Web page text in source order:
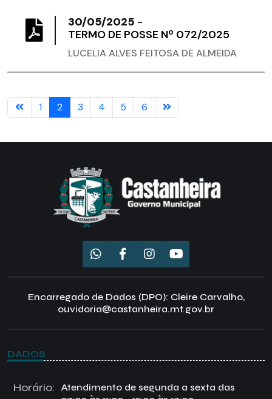
30/05/2025 -
TERMO DE POSSE Nº 072/2025
LUCELIA ALVES FEITOSA DE ALMEIDA
1 2 3 4 5 6
Encarregado de Dados (DPO): Cleire Carvalho,
ouvidoria@castanheira.mt.gov.br
DADOS
Horário:
Atendimento de segunda a sexta das